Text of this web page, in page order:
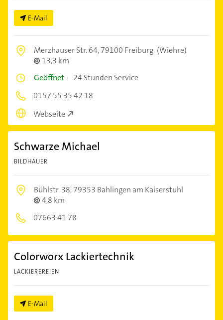
E-Mail
Merzhauser Str. 64,79100 Freiburg (Wiehre)
13,3 km
Geöffnet –24 Stunden Service
0157 55 35 42 18
Webseite
Schwarze Michael
BILDHAUER
Bühlstr. 38,79353 Bahlingen am Kaiserstuhl
4,8 km
07663 41 78
Colorworx Lackiertechnik
LACKIEREREIEN
E-Mail